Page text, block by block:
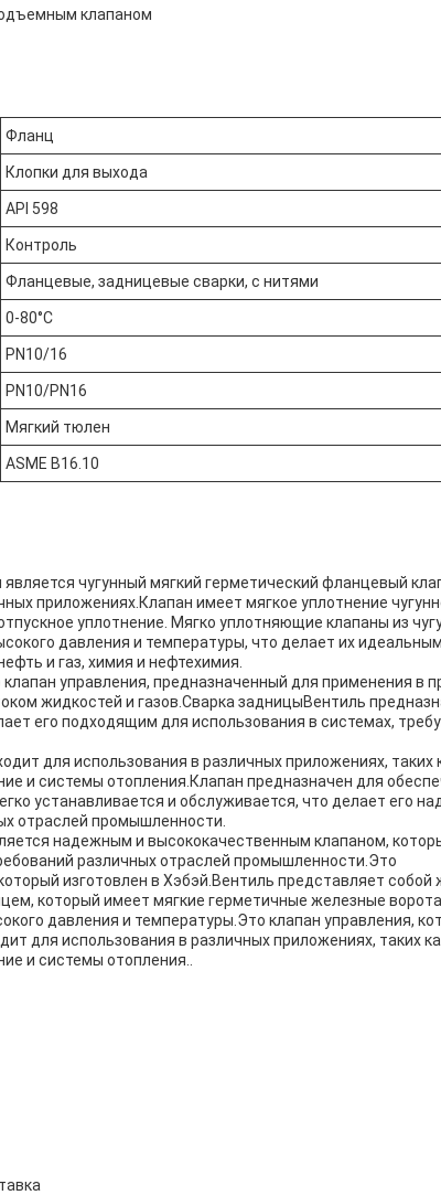
клапаном
Фланц
Клопки для выхода
API 598
Контроль
Фланцевые, задницевые сварки, с нитями
0-80°С
PN10/16
PN10/PN16
Мягкий тюлен
ASME B16.10
чугунный мягкий герметический фланцевый
приложениях.Клапан имеет мягкое уплотнение
уплотнение. Мягко уплотняющие клапаны из
давления и температуры, что делает их
и газ, химия и нефтехимия.
управления, предназначенный для применения в
жидкостей и газов.Сварка задницыВентиль
его подходящим для использования в системах,
для использования в различных приложениях, таких
и системы отопления.Клапан предназначен для
устанавливается и обслуживается, что делает его
отраслей промышленности.
надежным и высококачественным клапаном,
различных отраслей промышленности.Это
изготовлен в Хэбэй.Вентиль представляет собой
который имеет мягкие герметичные железные
давления и температуры.Это клапан управления,
для использования в различных приложениях, таких
и системы отопления..